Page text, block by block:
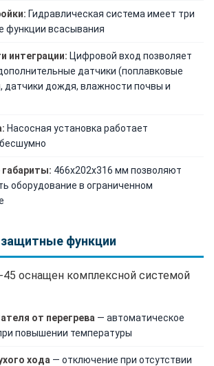
Гидравлическая система имеет три
функции всасывания
интеграции: Цифровой вход позволяет
датчики (поплавковые
датчики дождя, влажности почвы и
Насосная установка работает
466х202х316 мм позволяют
оборудование в ограниченном
функции
45 оснащен комплексной системой
от перегрева — автоматическое
повышении температуры
хода — отключение при отсутствии